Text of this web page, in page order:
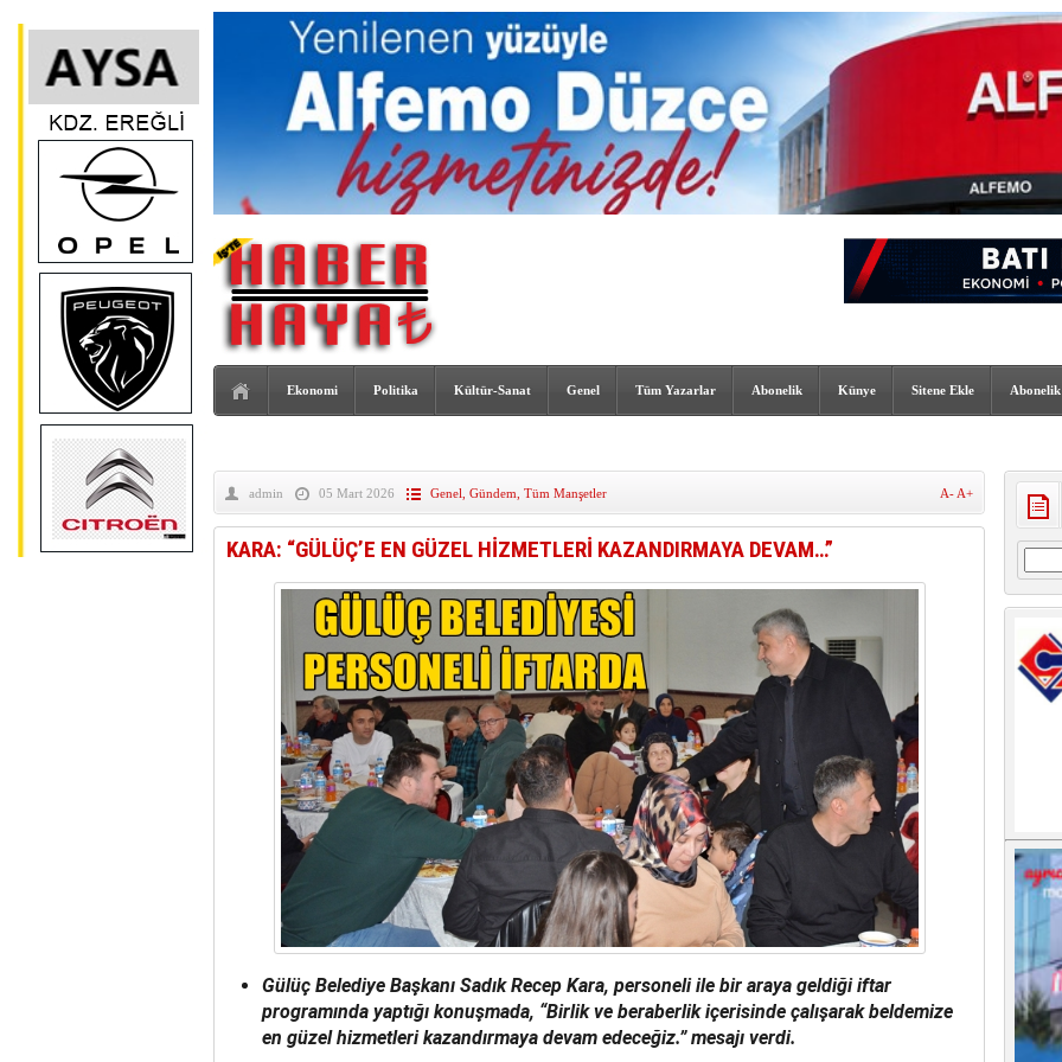
Ekonomi Politika Kültür-Sanat Genel Tüm Yazarlar Abonelik Künye Sitene Ekle Abonelik
admin 05 Mart 2026 Genel Gündem Tüm Manşetler A- A+
KARA: “GÜLÜÇ’E EN GÜZEL HİZMETLERİ KAZANDIRMAYA DEVAM…”
Gülüç Belediye Başkanı Sadık Recep Kara, personeli ile bir araya geldiği iftar
programında yaptığı konuşmada, “Birlik ve beraberlik içerisinde çalışarak beldemize
en güzel hizmetleri kazandırmaya devam edeceğiz.” mesajı verdi.
Arama: